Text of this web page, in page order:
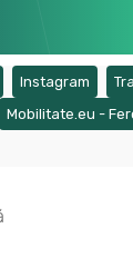
tab)
(Opens a new tab)
Instagram
a new tab)
Mobilitate.eu -